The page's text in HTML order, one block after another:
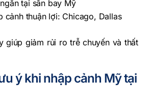
tại sân bay Mỹ
cảnh thuận lợi: Chicago, Dallas
giúp giảm rủi ro trễ chuyến và thất
ý khi nhập cảnh Mỹ tại